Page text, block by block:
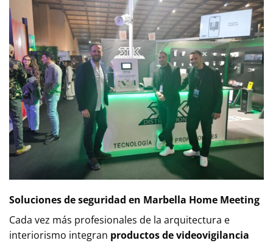
Soluciones de seguridad en Marbella Home Meeting
Cada vez más profesionales de la arquitectura e
interiorismo integran productos de videovigilancia